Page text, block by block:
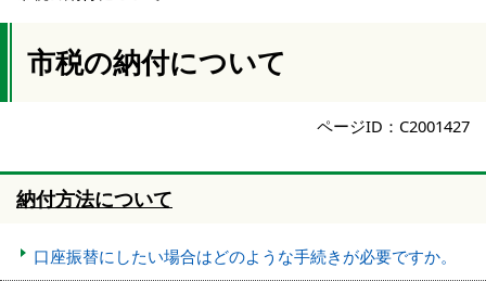
市税の納付について
ページID：C2001427
納付方法について
口座振替にしたい場合はどのような手続きが必要ですか。